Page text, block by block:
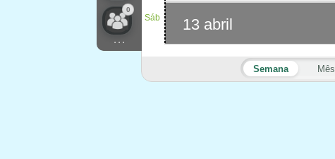
0
...
Semana Mês
Sáb 13 abril